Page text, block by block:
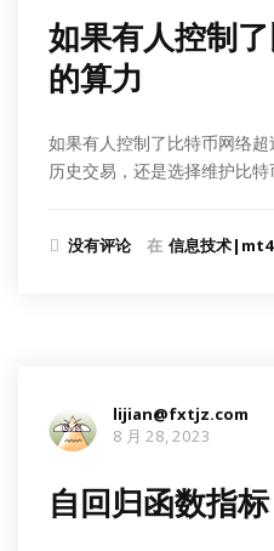
如果有人控制
的算力
如果有人控制了比特币网络
历史交易，还是选择维护比特
没有评论 在 信息技术
lijian@fxtjz.com
8 月 28, 2023
自回归函数指标